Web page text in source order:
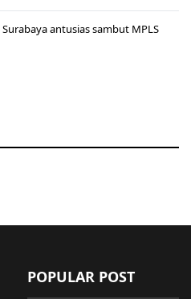
antusias sambut MPLS
POPULAR POST